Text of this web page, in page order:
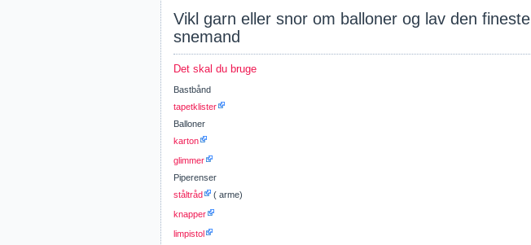
Vikl garn eller snor om balloner og lav den fineste
snemand
Det skal du bruge
Bastbånd
tapetklister
Balloner
karton
glimmer
Piperenser
ståltråd
( arme)
knapper
limpistol